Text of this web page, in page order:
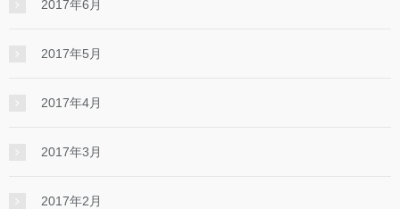
2017年6月
2017年5月
2017年4月
2017年3月
2017年2月